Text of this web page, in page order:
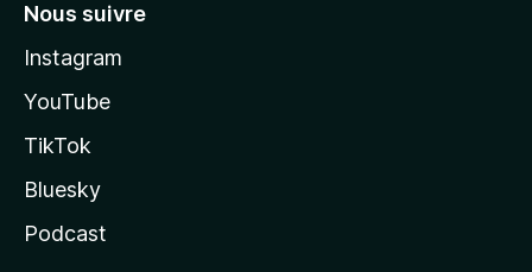
Nous suivre
Instagram
YouTube
TikTok
Bluesky
Podcast